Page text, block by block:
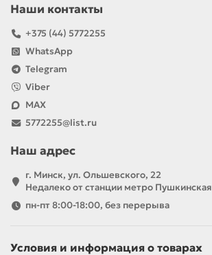
Наши контакты
+375 (44) 5772255
WhatsApp
Telegram
Viber
MAX
5772255@list.ru
Наш адрес
г. Минск, ул. Ольшевского, 22
Недалеко от станции метро Пушкинская
пн-пт 8:00-18:00, без перерыва
Условия и информация о товарах